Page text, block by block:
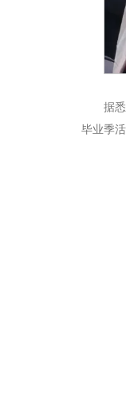
据
毕业季